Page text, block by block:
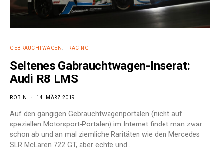
GEBRAUCHTWAGEN RACING
Seltenes Gabrauchtwagen-Inserat:
Audi R8 LMS
ROBIN 14. MÄRZ 2019
Auf den gängigen Gebrauchtwagenportalen (nicht auf
speziellen Motorsport-Portalen) im Internet findet man zwar
schon ab und an mal ziemliche Raritäten wie den Mercedes
SLR McLaren 722 GT, aber echte und…